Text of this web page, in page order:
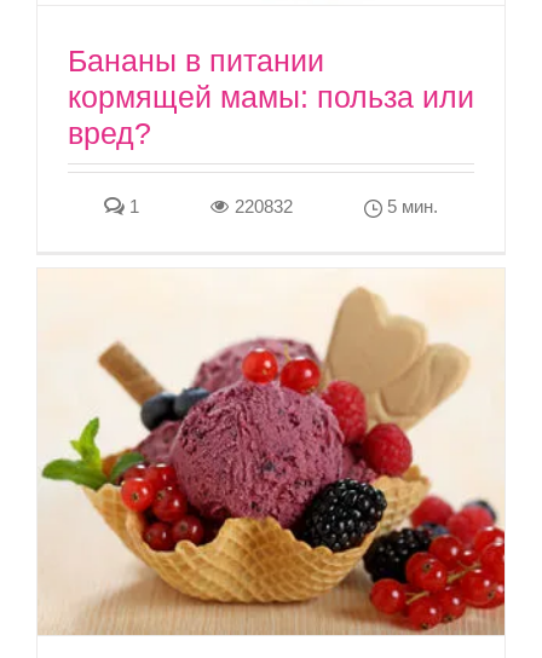
Бананы в питании
кормящей мамы: польза или
вред?
1 220832 5 мин.